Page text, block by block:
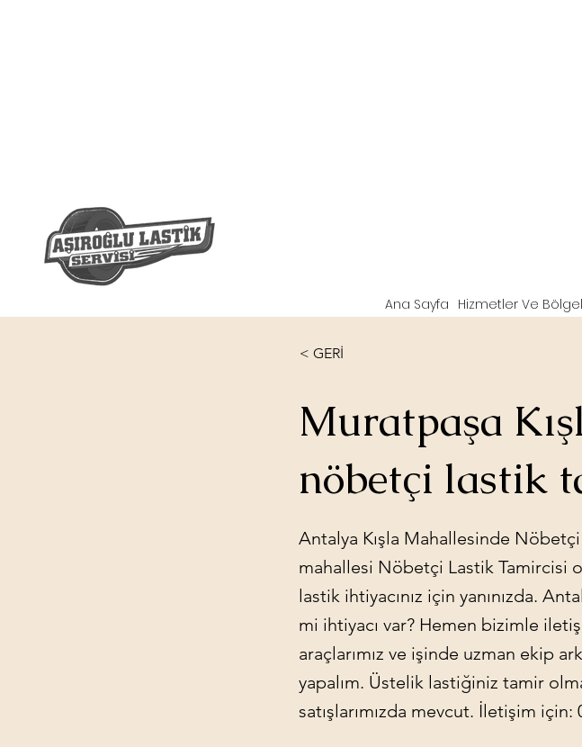
Ana Sayfa Hizmetler Ve
< GERİ
Muratpaşa
nöbetçi lastik
Antalya Kışla Mahallesinde Nöbetçi
mahallesi Nöbetçi Lastik Tamircisi
lastik ihtiyacınız için yanınızda.
mi ihtiyacı var? Hemen bizimle
araçlarımız ve işinde uzman ekip
yapalım. Üstelik lastiğiniz tamir
satışlarımızda mevcut. İletişim için: